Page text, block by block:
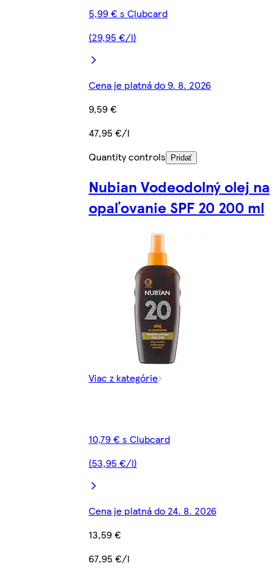
5,99 € s Clubcard
(29,95 €/l)
Cena je platná do 9. 8. 2026
9,59 €
47,95 €/l
Quantity controls
Pridať
Nubian Vodeodolný olej na
opaľovanie SPF 20 200 ml
Viac z kategórie
10,79 € s Clubcard
(53,95 €/l)
Cena je platná do 24. 8. 2026
13,59 €
67,95 €/l